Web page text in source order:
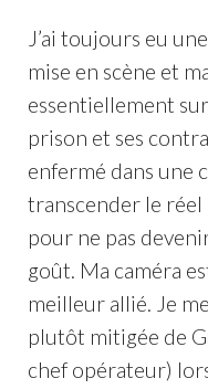
J’ai toujours eu
mise en scène et
essentiellement
prison et ses
enfermé dans une
transcender le réel
pour ne pas
goût. Ma caméra
meilleur allié. Je
plutôt mitigée de
chef opérateur)